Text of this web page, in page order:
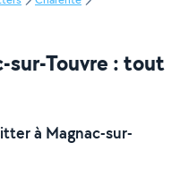
sur-Touvre : tout
à Magnac-sur-